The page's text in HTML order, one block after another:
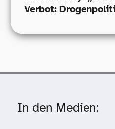
Verbot:
In den Medien: